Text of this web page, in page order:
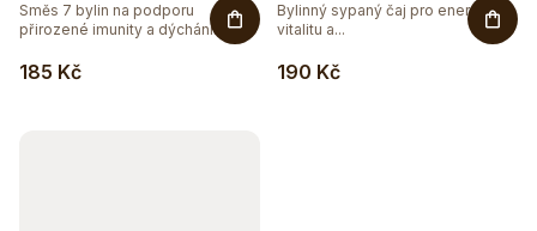
185 Kč
Směs 7 bylin na podporu
přirozené imunity a dýchání.
190 Kč
Bylinný sypaný čaj pro energii,
vitalitu a...